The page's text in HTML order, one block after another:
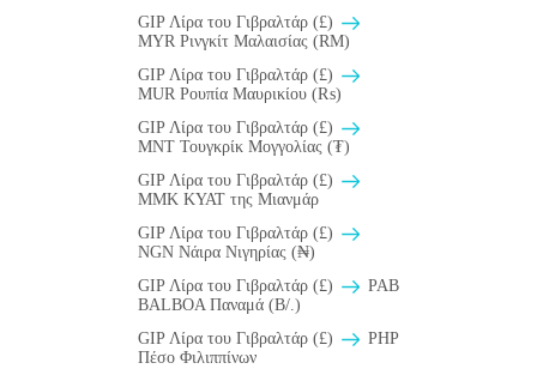
GIP Λίρα του Γιβραλτάρ (£)
MYR Ρινγκίτ Μαλαισίας (RM)
GIP Λίρα του Γιβραλτάρ (£)
MUR Ρουπία Μαυρικίου (₨)
GIP Λίρα του Γιβραλτάρ (£)
MNT Τουγκρίκ Μογγολίας (₮)
GIP Λίρα του Γιβραλτάρ (£)
MMK KYAT της Μιανμάρ
GIP Λίρα του Γιβραλτάρ (£)
NGN Νάιρα Νιγηρίας (₦)
GIP Λίρα του Γιβραλτάρ (£)
PAB
BALBOA Παναμά (B/.)
GIP Λίρα του Γιβραλτάρ (£)
PHP
Πέσο Φιλιππίνων